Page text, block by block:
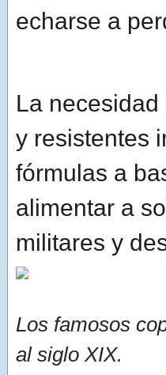
echarse a
La
y resistentes
fórmulas a
alimentar a
militares y
Los famosos
al siglo XIX.